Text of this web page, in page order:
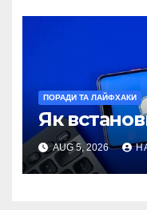
ПОРАДИ ТА ЛАЙФХАКИ
Як
AUG 5, 2026